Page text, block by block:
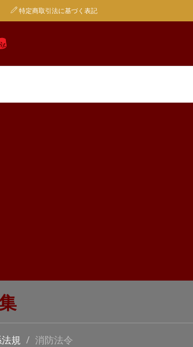
特定商取引法に基づく表記
規 消防法令